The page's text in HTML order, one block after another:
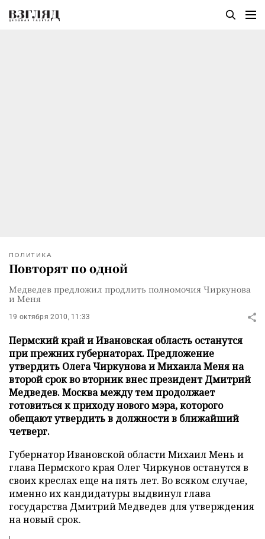
ПОЛИТИКА
Повторят по одной
Медведев предложил продлить полномочия Чиркунова
и Меня
19 октября 2010, 11:33
Пермский край и Ивановская область останутся
при прежних губернаторах. Предложение
утвердить Олега Чиркунова и Михаила Меня на
второй срок во вторник внес президент Дмитрий
Медведев. Москва между тем продолжает
готовиться к приходу нового мэра, которого
обещают утвердить в должности в ближайший
четверг.
Губернатор Ивановской области Михаил Мень и
глава Пермского края Олег Чиркунов останутся в
своих креслах еще на пять лет. Во всяком случае,
именно их кандидатуры выдвинул глава
государства Дмитрий Медведев для утверждения
на новый срок.